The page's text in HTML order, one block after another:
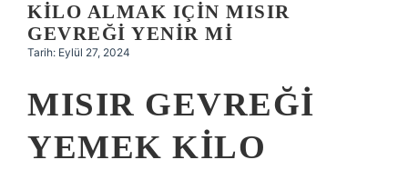
KILO ALMAK IÇIN MISIR
GEVREĞI YENIR MI
Tarih: Eylül 27, 2024
MISIR GEVREĞI
YEMEK KILO